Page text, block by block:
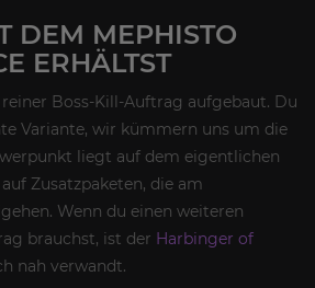
DEM MEPHISTO
ERHÄLTST
Boss-Kill-Auftrag aufgebaut. Du
Variante, wir kümmern uns um die
liegt auf dem eigentlichen
Zusatzpaketen, die am
Wenn du einen weiteren
brauchst, ist der Harbinger of
nah verwandt.